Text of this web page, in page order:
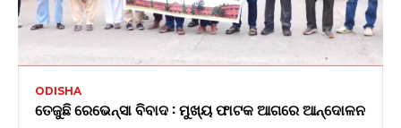
ODISHA
ତେଜୁଛି ରେଭେନ୍ସା ବିବାଦ : ମୁଖ୍ୟ ଫାଟକ ଆଗରେ ଆନ୍ଦୋଳନ